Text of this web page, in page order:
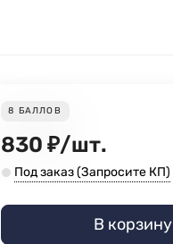
8 БАЛЛОВ
830 ₽/шт.
Под заказ (Запросите КП)
В корзину